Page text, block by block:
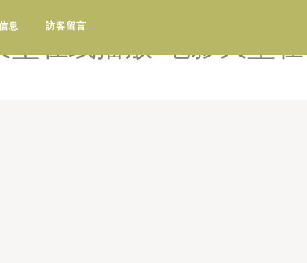
影天堂阳光电影迅雷
息 訪客留言